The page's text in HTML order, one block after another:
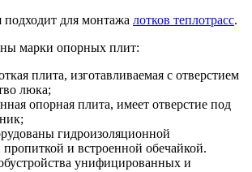
для монтажа лотков теплотрасс.
марки опорных плит:
плита, изготавливаемая с отверстием
люка;
опорная плита, имеет отверстие под
гидроизоляционной
пропиткой и встроенной обечайкой.
унифицированных и